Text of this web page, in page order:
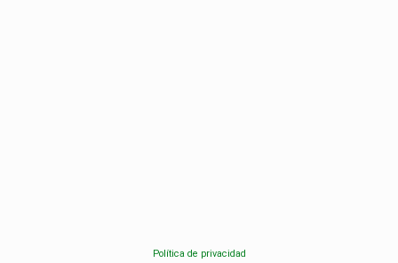
Política de privacidad